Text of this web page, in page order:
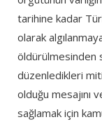
tarihine kadar
olarak
öldürülmesinden
düzenledikleri
olduğu mesajını
sağlamak için